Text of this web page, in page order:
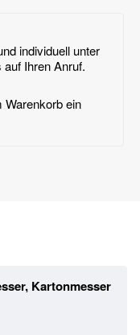
individuell unter
auf Ihren Anruf.
Warenkorb ein
Kartonmesser